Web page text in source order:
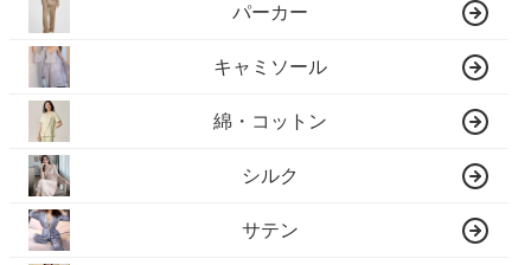
パーカー
キャミソール
綿・コットン
シルク
サテン